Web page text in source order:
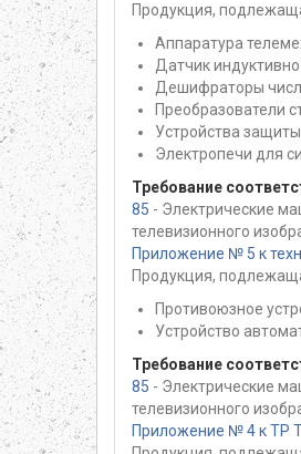
Продукция,
Аппаратура
Датчик
Дешифраторы
Преобразователи
Устройства
Электропечи для
Требование
85 - Электрические
телевизионного
Приложение № 5 к
Продукция,
Противоюзное
Устройство
Требование
85 - Электрические
телевизионного
Приложение № 4 к ТР